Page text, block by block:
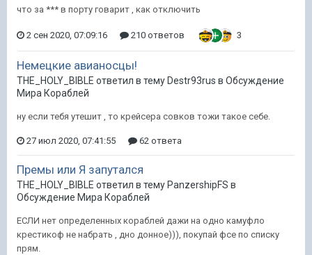
что за *** в порту говарит , как отключить
2 сен 2020, 07:09:16 210 ответов 3
Немецкие авианосцы!
THE_HOLY_BIBLE ответил в тему Destr93rus в Обсуждение
Мира Кораблей
ну если тебя утешит , то крейсера совков тожи такое себе.
27 июл 2020, 07:41:55 62 ответа
Премы или Я запутался
THE_HOLY_BIBLE ответил в тему PanzershipFS в
Обсуждение Мира Кораблей
ЕСЛИ нет определенных кораблей дажи на одно камуфло
крестикоф не набрать , дно донное))), покупай фсе по списку
прям.